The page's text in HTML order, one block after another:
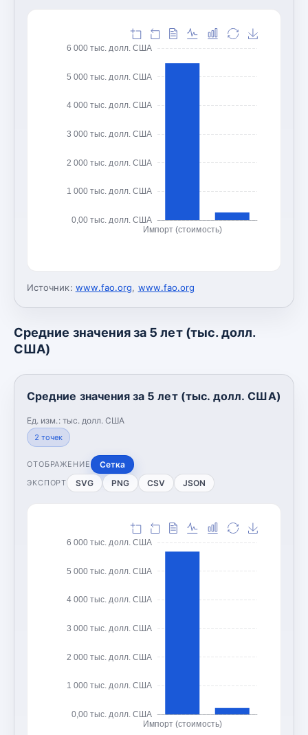
0,00 тыс. долл. США
1 000 тыс. долл. США
2 000 тыс. долл. США
3 000 тыс. долл. США
4 000 тыс. долл. США
5 000 тыс. долл. США
6 000 тыс. долл. США
Импорт (стоимость)
Источник: www.fao.org, www.fao.org
Средние значения за 5 лет (тыс. долл.
США)
Средние значения за 5 лет (тыс. долл. США)
Ед. изм.: тыс. долл. США
2 точек
ОТОБРАЖЕНИЕ Сетка
ЭКСПОРТ SVG PNG CSV JSON
0,00 тыс. долл. США
1 000 тыс. долл. США
2 000 тыс. долл. США
3 000 тыс. долл. США
4 000 тыс. долл. США
5 000 тыс. долл. США
6 000 тыс. долл. США
Импорт (стоимость)